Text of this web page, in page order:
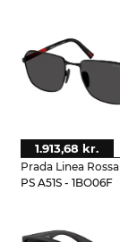
Prada Linea Rossa
PS A51S - 1BO06F
1.913,68 kr.